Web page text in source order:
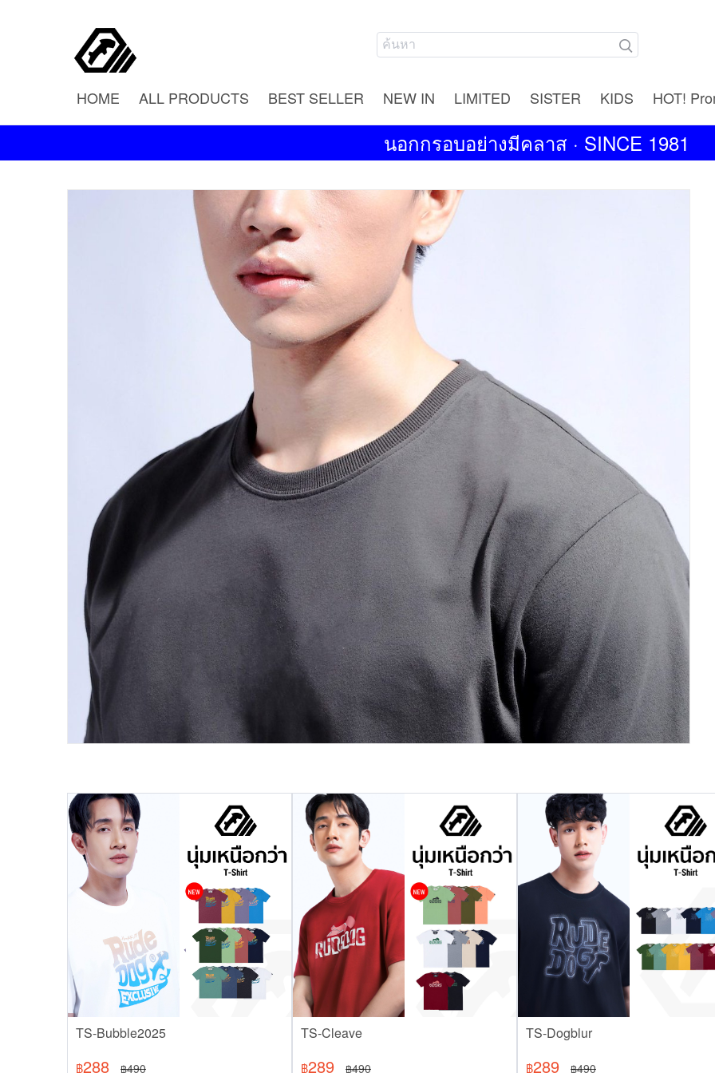
HOME ALL PRODUCTS BEST SELLER NEW IN LIMITED SISTER KIDS HOT!
นอกกรอบอย่างมีคลาส · SINCE 1981
TS-Bubble2025
฿288 ฿490
TS-Cleave
฿289 ฿490
TS-Dogblur
฿289 ฿490